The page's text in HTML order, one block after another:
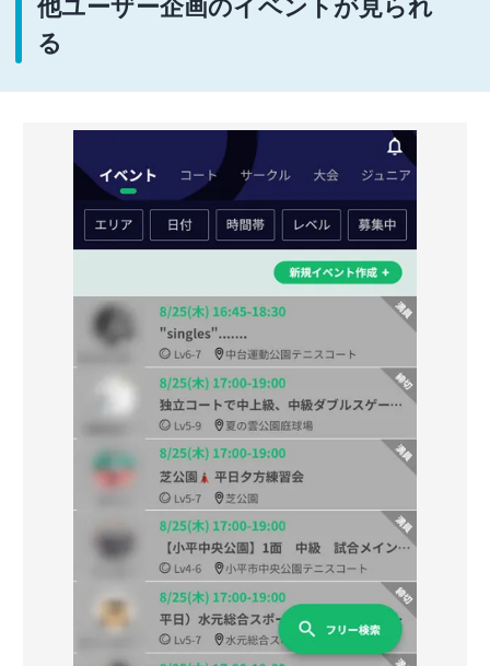
他ユーザー企画のイベントが見られ
る